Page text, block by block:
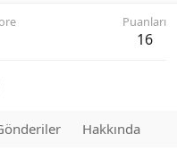
Puanları
16
Hakkında